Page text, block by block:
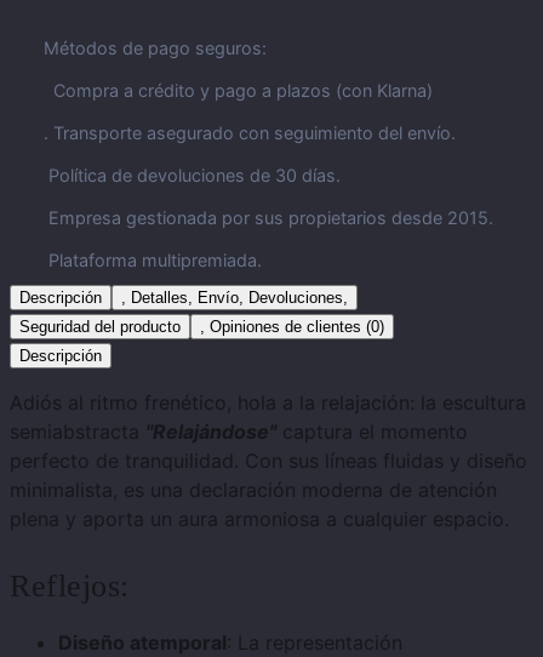
Métodos de pago seguros:
Compra a crédito y pago a plazos (con Klarna)
. Transporte asegurado con seguimiento del envío.
Política de devoluciones de 30 días.
Empresa gestionada por sus propietarios desde 2015.
Plataforma multipremiada.
Descripción
, Detalles, Envío, Devoluciones,
Seguridad del producto
, Opiniones de clientes (0)
Descripción
Adiós al ritmo frenético, hola a la relajación: la escultura
semiabstracta "Relajándose" captura el momento
perfecto de tranquilidad. Con sus líneas fluidas y diseño
minimalista, es una declaración moderna de atención
plena y aporta un aura armoniosa a cualquier espacio.
Reflejos:
Diseño atemporal: La representación